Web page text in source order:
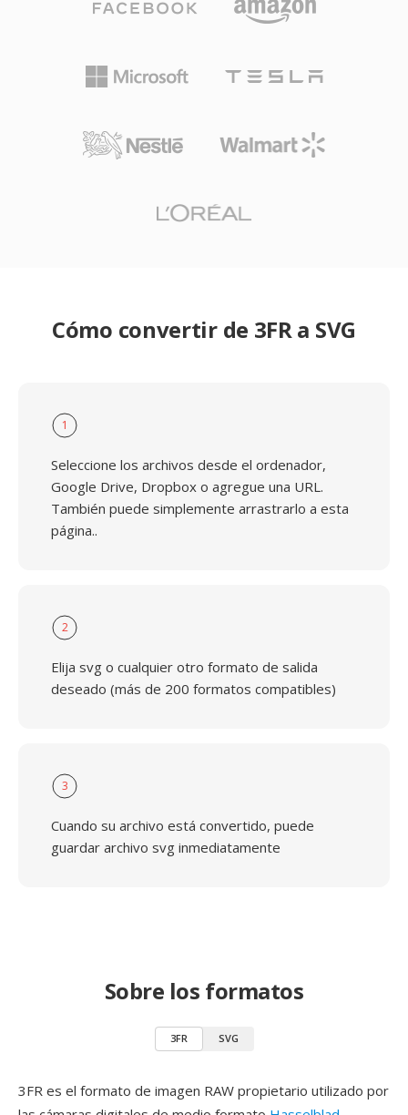
Cómo convertir de 3FR a SVG
1
Seleccione los archivos desde el ordenador,
Google Drive, Dropbox o agregue una URL.
También puede simplemente arrastrarlo a esta
página..
2
Elija svg o cualquier otro formato de salida
deseado (más de 200 formatos compatibles)
3
Cuando su archivo está convertido, puede
guardar archivo svg inmediatamente
Sobre los formatos
3FR SVG
3FR es el formato de imagen RAW propietario utilizado por